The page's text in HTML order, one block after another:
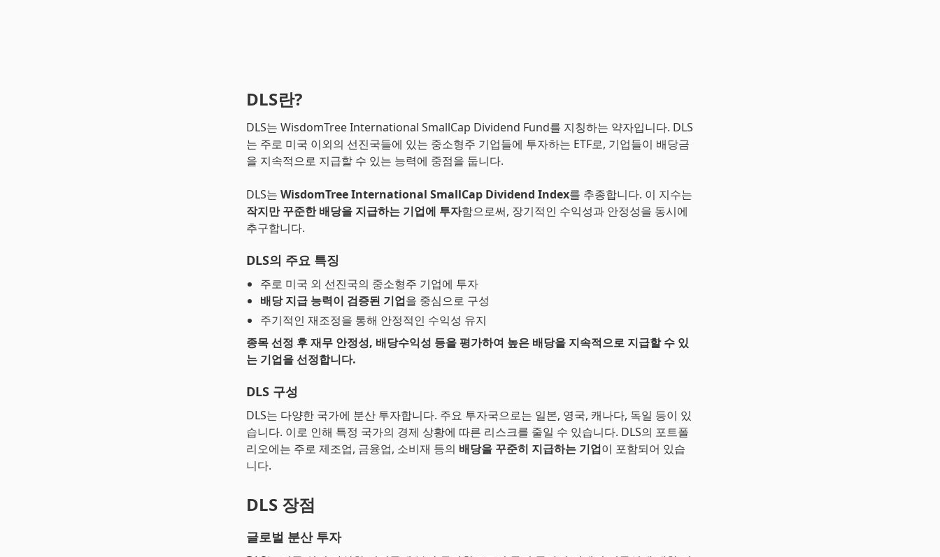
DLS란?
DLS는 WisdomTree International SmallCap Dividend Fund를 지칭하는 약자입니다. DLS
는 주로 미국 이외의 선진국들에 있는 중소형주 기업들에 투자하는 ETF로, 기업들이 배당금
을 지속적으로 지급할 수 있는 능력에 중점을 둡니다.
DLS는 WisdomTree International SmallCap Dividend Index를 추종합니다. 이 지수는
작지만 꾸준한 배당을 지급하는 기업에 투자함으로써, 장기적인 수익성과 안정성을 동시에
추구합니다.
DLS의 주요 특징
주로 미국 외 선진국의 중소형주 기업에 투자
배당 지급 능력이 검증된 기업을 중심으로 구성
주기적인 재조정을 통해 안정적인 수익성 유지
종목 선정 후 재무 안정성, 배당수익성 등을 평가하여 높은 배당을 지속적으로 지급할 수 있
는 기업을 선정합니다.
DLS 구성
DLS는 다양한 국가에 분산 투자합니다. 주요 투자국으로는 일본, 영국, 캐나다, 독일 등이 있
습니다. 이로 인해 특정 국가의 경제 상황에 따른 리스크를 줄일 수 있습니다. DLS의 포트폴
리오에는 주로 제조업, 금융업, 소비재 등의 배당을 꾸준히 지급하는 기업이 포함되어 있습
니다.
DLS 장점
글로벌 분산 투자